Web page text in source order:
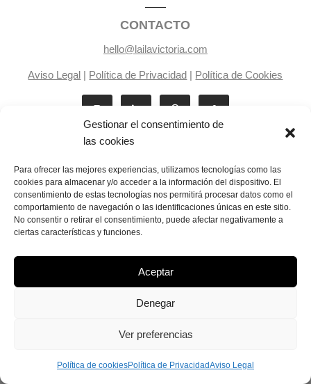
Gestionar el consentimiento de
las cookies
Para ofrecer las mejores experiencias, utilizamos tecnologías como las
cookies para almacenar y/o acceder a la información del dispositivo. El
consentimiento de estas tecnologías nos permitirá procesar datos como el
comportamiento de navegación o las identificaciones únicas en este sitio.
No consentir o retirar el consentimiento, puede afectar negativamente a
ciertas características y funciones.
Aceptar
Denegar
Ver preferencias
Política de cookiesPolítica de PrivacidadAviso Legal
CONTACTO
hello@lailavictoria.com
Aviso Legal | Política de Privacidad | Política de Cookies
Laila Victoria © copyright 2025